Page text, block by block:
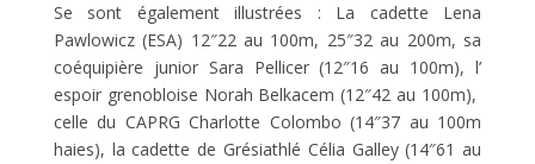
Se sont également illustrées : La cadette Lena
Pawlowicz (ESA) 12″22 au 100m, 25″32 au 200m, sa
coéquipière junior Sara Pellicer (12″16 au 100m), l’
espoir grenobloise Norah Belkacem (12″42 au 100m),
celle du CAPRG Charlotte Colombo (14″37 au 100m
haies), la cadette de Grésiathlé Célia Galley (14″61 au